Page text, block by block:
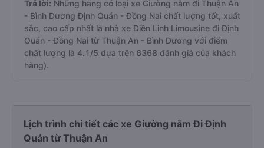
Trả lời: Những hãng có loại xe Giường nằm đi Thuận An
- Bình Dương Định Quán - Đồng Nai chất lượng tốt, xuất
sắc, cao cấp nhất là nhà xe Điền Linh Limousine đi Định
Quán - Đồng Nai từ Thuận An - Bình Dương với điểm
chất lượng là 4.1/5 dựa trên 6368 đánh giá của khách
hàng).
Lịch trình chi tiết các xe Giường nằm Đi Định
Quán từ Thuận An